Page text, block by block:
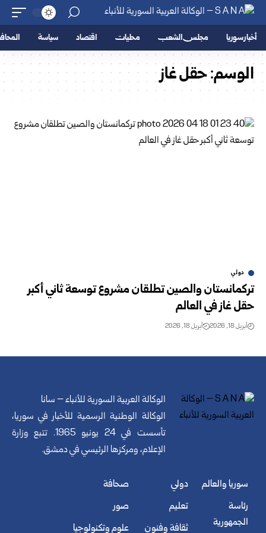
أخبار سوريا مجلس الشعب محليات اقتصاد سياسة
الوسم:حقل غاز
دولي
تركمانستان والصين تطلقان مشروع توسعة ثاني أكبر
حقل غاز في العالم
أبريل 18, 2026 أبريل 18, 2026
الوكالة العربية السورية للأنباء – سانا
الوكالة الوطنية الرسمية للأخبار في سوريا،
تأسست في 24 يونيو 1965. تتبع وزارة
الإعلام، ومركزها الرئيسي في دمشق.
سوريا والعالم
رئاسة
الجمهورية
دولي
تعليم
ثقافة وفنون
صحافة
صور
علوم وتكنولوجيا